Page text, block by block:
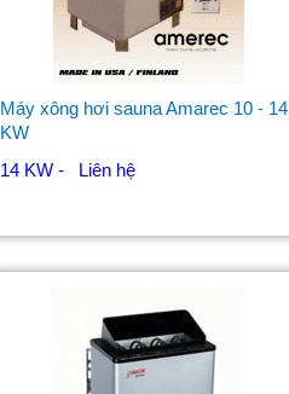
Máy xông hơi sauna Amarec 10 - 14
KW
14 KW - Liên hệ